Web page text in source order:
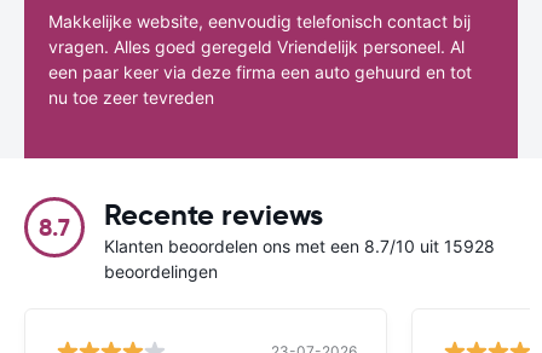
Makkelijke website, eenvoudig telefonisch contact bij
vragen. Alles goed geregeld Vriendelijk personeel. Al
een paar keer via deze firma een auto gehuurd en tot
nu toe zeer tevreden
8.7 Recente reviews
Klanten beoordelen ons met een 8.7/10 uit 15928
beoordelingen